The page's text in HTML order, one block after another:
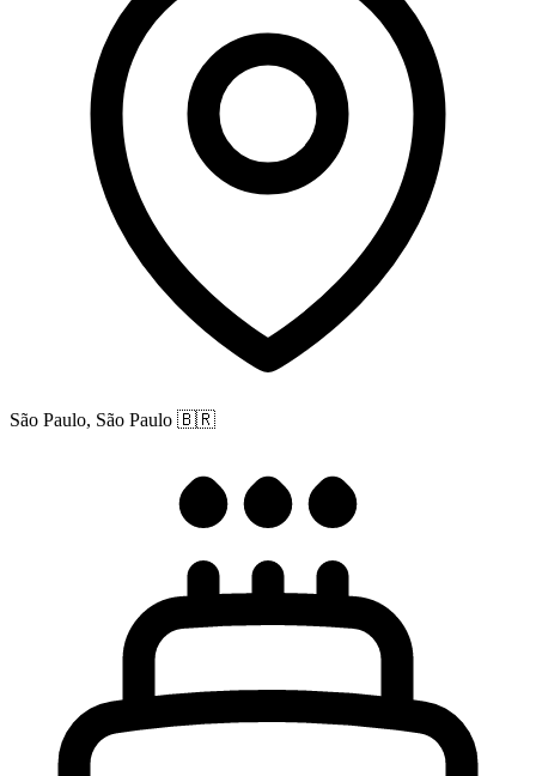
São Paulo, São Paulo 🇧🇷